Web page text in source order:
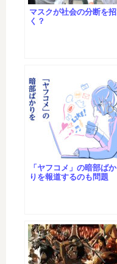
マスクが社会の分断を招
く？
「ヤフコメ」の暗部ばか
りを報道するのも問題